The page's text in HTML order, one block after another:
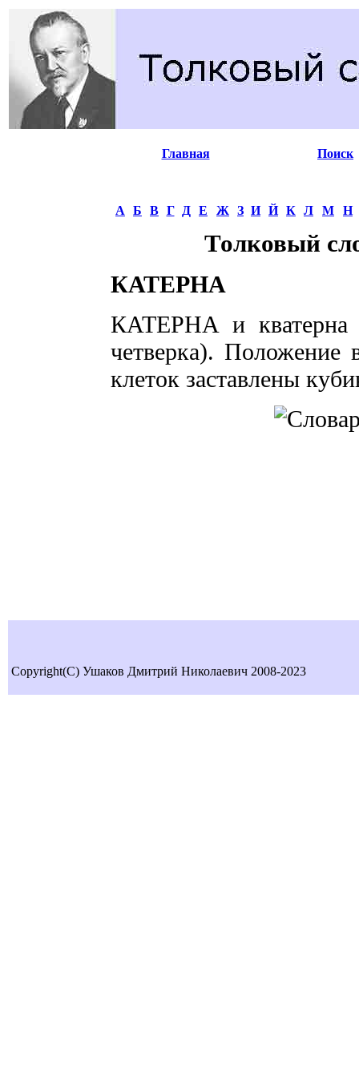
Главная Поиск
А Б В Г Д Е Ж З И Й К Л М Н
Толковый
КАТЕРНА
КАТЕРНА и кватерна
четверка).
клеток заставлены
Copyright(C) Ушаков Дмитрий Николаевич 2008-2023